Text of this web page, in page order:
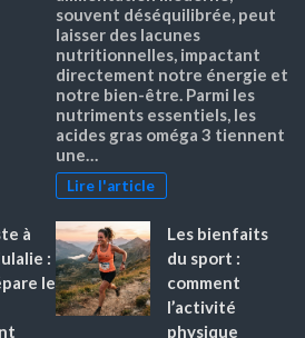
souvent déséquilibrée, peut
laisser des lacunes
nutritionnelles, impactant
directement notre énergie et
notre bien-être. Parmi les
nutriments essentiels, les
acides gras oméga 3 tiennent
une…
Lire l'article
à
:
le
Les bienfaits
du sport :
comment
l’activité
physique